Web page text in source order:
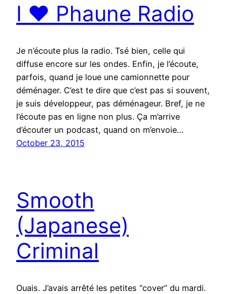
I ♥ Phaune Radio
Je n’écoute plus la radio. Tsé bien, celle qui
diffuse encore sur les ondes. Enfin, je l’écoute,
parfois, quand je loue une camionnette pour
déménager. C’est te dire que c’est pas si souvent,
je suis développeur, pas déménageur. Bref, je ne
l’écoute pas en ligne non plus. Ça m’arrive
d’écouter un podcast, quand on m’envoie…
October 23, 2015
Smooth
(Japanese)
Criminal
Ouais. J’avais arrêté les petites “cover” du mardi.